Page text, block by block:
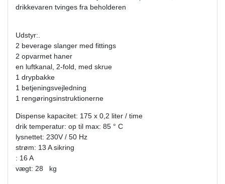
drikkevaren tvinges fra beholderen
Udstyr:.
2 beverage slanger med fittings
2 opvarmet haner
en luftkanal, 2-fold, med skrue
1 drypbakke
1 betjeningsvejledning
1 rengøringsinstruktionerne
Dispense kapacitet: 175 x 0,2 liter / time
drik temperatur: op til max: 85 ° C
lysnettet: 230V / 50 Hz
strøm: 13 A sikring
: 16 A
vægt: 28 kg